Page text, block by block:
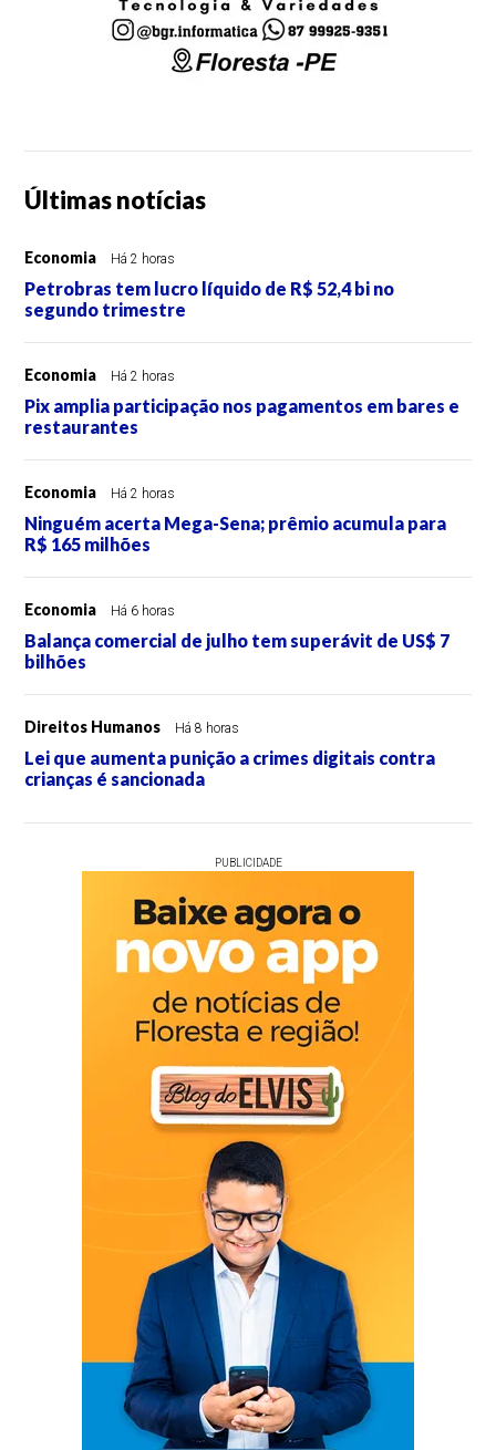
Últimas notícias
Economia Há 2 horas
Petrobras tem lucro líquido de R$ 52,4 bi no
segundo trimestre
Economia Há 2 horas
Pix amplia participação nos pagamentos em bares e
restaurantes
Economia Há 2 horas
Ninguém acerta Mega-Sena; prêmio acumula para
R$ 165 milhões
Economia Há 6 horas
Balança comercial de julho tem superávit de US$ 7
bilhões
Direitos Humanos Há 8 horas
Lei que aumenta punição a crimes digitais contra
crianças é sancionada
PUBLICIDADE